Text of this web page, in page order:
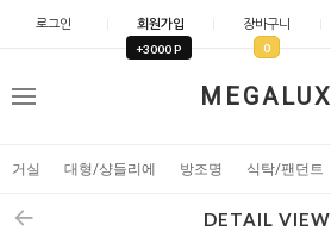
로그인 회원가입
+3000 P
장바구니
0
MEGALUX
메
거실 대형/샹들리에 방조명 식탁/팬던트
DETAIL VIEW